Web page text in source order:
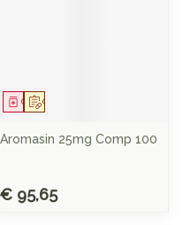
Op voorschrift
Geneesmiddel
Aromasin 25mg Comp 100
€ 95,65